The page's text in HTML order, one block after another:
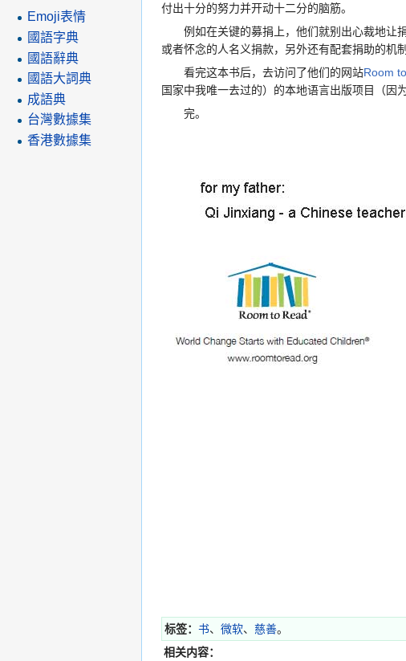
付出十分的努力并开动十二分的脑筋。
例如在关键的募捐上，他们就别出心裁地让捐
或者怀念的人名义捐款，另外还有配套捐助的机
看完这本书后，去访问了他们的网站Room
国家中我唯一去过的）的本地语言出版项目（因
完。
标签： 书、 微软、 慈善。
相关内容：
Emoji表情
國語字典
國語辭典
國語大詞典
成語典
台灣數據集
香港數據集